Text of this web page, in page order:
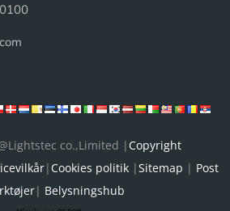
co.,Limited | Copyright
| Cookies politik |Sitemap | Post
| Belysningshub